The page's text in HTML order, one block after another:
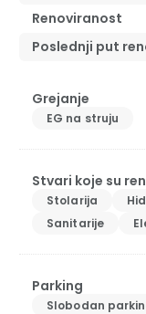
Renoviranost
Poslednji put
Grejanje
EG na struju
Stvari koje su
Stolarija
Sanitarije
Parking
Slobodan